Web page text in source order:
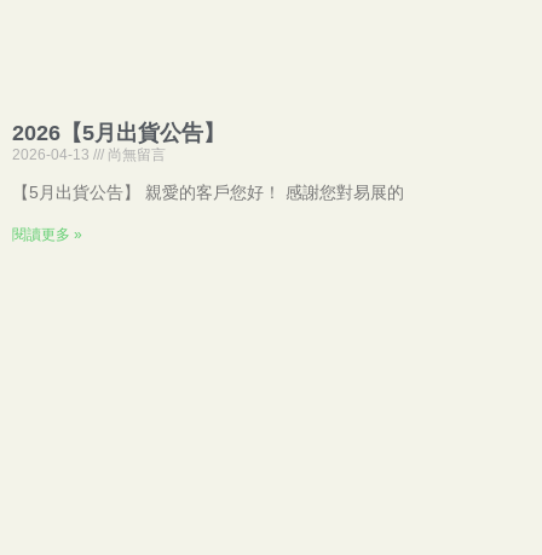
2026【5月出貨公告】
2026-04-13 尚無留言
【5月出貨公告】 親愛的客戶您好！ 感謝您對易展的
閱讀更多 »